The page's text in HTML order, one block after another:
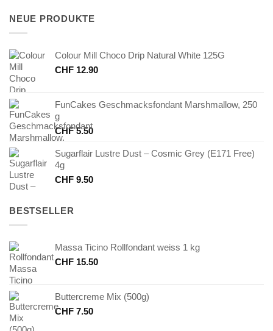
NEUE PRODUKTE
Colour Mill Choco Drip Natural White 125G
CHF 12.90
FunCakes Geschmacksfondant Marshmallow, 250
g
CHF5.50
Sugarflair Lustre Dust – Cosmic Grey (E171 Free)
4g
CHF 9.50
BESTSELLER
Massa Ticino Rollfondant weiss 1 kg
CHF 15.50
Buttercreme Mix (500g)
CHF 7.50